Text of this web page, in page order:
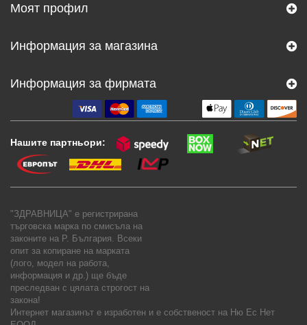
Моят профил
Информация за магазина
Информация за фирмата
Нашите партньори:
"ЗДРАВНИЦА" е регистрирана
търговска марка по смисъла на
законите на Р. България. Всеки
опит за копиране на марката
(лого, модел на работа,
информация и др.) ще бъде
преследван с цялата строгост на
закона!
Интернет магазинът е изработен и е собственост на Ню Ес Нет